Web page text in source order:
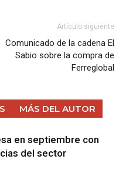
Artículo siguiente
Comunicado de la cadena El
Sabio sobre la compra de
Ferreglobal
MÁS DEL AUTOR
en septiembre con
del sector